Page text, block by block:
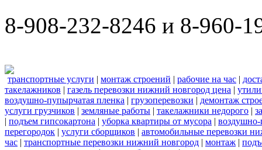
8-908-232-8246 и 8-960-
транспортные услуги | монтаж строений | рабочие на час |
такелажников | газель перевозки нижний новгород цена |
воздушно-пупырчатая пленка | грузоперевозки | демонтаж
услуги грузчиков | земляные работы | такелажники недорого |
| подъем гипсокартона | уборка квартиры от мусора | воздушно-
перегородок | услуги сборщиков | автомобильные перевозки
час | транспортные перевозки нижний новгород | монтаж |